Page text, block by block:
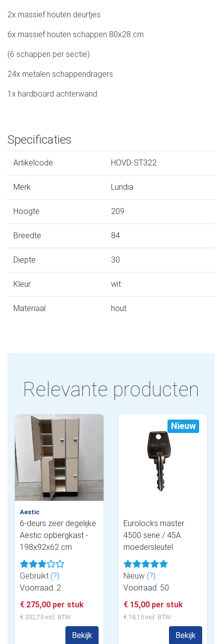
2x massief houten deurtjes
6x massief houten schappen 80x28 cm
(6 schappen per sectie)
24x metalen schappendragers
1x hardboard achterwand
Specificaties
Artikelcode HOVD-ST322
Merk Lundia
Hoogte 209
Breedte 84
Diepte 30
Kleur wit
Materiaal hout
Relevante producten
Aestic
6-deurs zeer degelijke
Aestic opbergkast -
198x92x62 cm
Gebruikt (?)
Voorraad: 2
€ 275,00 per stuk
€ 332,75 incl. BTW
Bekijk
Nieuw
Eurolocks master
4500 serie / 45A
moedersleutel
Nieuw (?)
Voorraad: 50
€ 15,00 per stuk
€ 18,15 incl. BTW
Bekijk